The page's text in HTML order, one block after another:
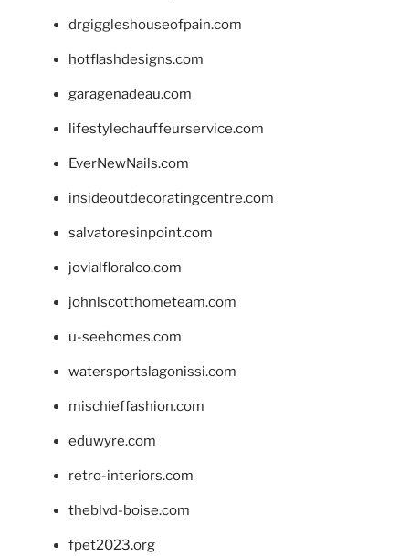
drgiggleshouseofpain.com
hotflashdesigns.com
garagenadeau.com
lifestylechauffeurservice.com
EverNewNails.com
insideoutdecoratingcentre.com
salvatoresinpoint.com
jovialfloralco.com
johnlscotthometeam.com
u-seehomes.com
watersportslagonissi.com
mischieffashion.com
eduwyre.com
retro-interiors.com
theblvd-boise.com
fpet2023.org